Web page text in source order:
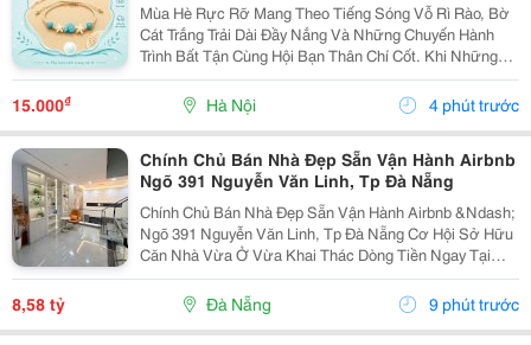
Mùa Hè Rực Rỡ Mang Theo Tiếng Sóng Vỗ Rì Rào, Bờ
Cát Trắng Trải Dài Đầy Nắng Và Những Chuyến Hành
Trình Bất Tận Cùng Hội Bạn Thân Chí Cốt. Khi Những
Chiếc Vali Bắt Đầu Được Lấp Đầy Bởi Những Bộ Bikini
Rực Rỡ, Những Chiếc Váy Maxi Thướt Tha Hay
Những...
15.000₫ Hà Nội 4 phút trước
Chính Chủ Bán Nhà Đẹp Sẵn Vận Hành Airbnb
Ngõ 391 Nguyễn Văn Linh, Tp Đà Nẵng
Chính Chủ Bán Nhà Đẹp Sẵn Vận Hành Airbnb &Ndash;
Ngõ 391 Nguyễn Văn Linh, Tp Đà Nẵng Cơ Hội Sở Hữu
Căn Nhà Vừa Ở Vừa Khai Thác Dòng Tiền Ngay Tại
Trung Tâm Đà Nẵng, Nằm Trên Trục Đường Nguyễn Văn
Linh &Ndash; Một Trong Những Tuyến Phố Sầm Uất Và
8,58 tỷ Đà Nẵng 9 phút trước